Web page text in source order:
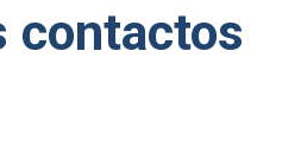
contactos